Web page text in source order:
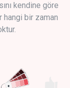
kendine göre
hangi bir zaman